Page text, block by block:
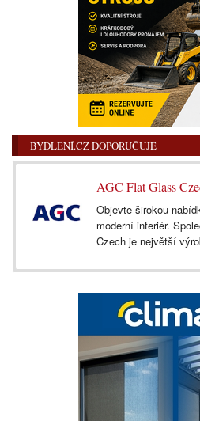
BYDLENÍ.CZ DOPORUČUJE
AGC Flat Glass
Objevte širokou
moderní interiér.
Czech je největší